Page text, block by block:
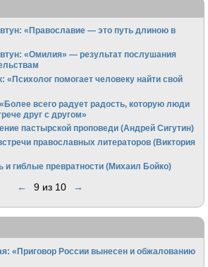
«Православие — это путь длиною в
«Омилия» — результат послушания
«Психолог помогает человеку найти свой
всего радует радость, которую люди
друг с другом»
пастырской проповеди (Андрей Сигутин)
православных литераторов (Виктория
гиблые превратности (Михаил Бойко)
← 9 из 10 →
«Приговор России вынесен и обжалованию